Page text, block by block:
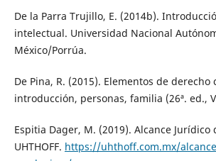
De la Parra Trujillo, E. (2014b).
intelectual. Universidad Nacional
México/Porrúa.
De Pina, R. (2015). Elementos de derecho
introducción, personas, familia (26ª. ed.,
Espitia Dager, M. (2019). Alcance Jurídico
UHTHOFF. https://uhthoff.com.mx/